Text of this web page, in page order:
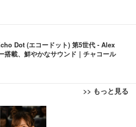
Dot (エコードット) 第5世代 - Alex
搭載、鮮やかなサウンド｜チャコール
>> もっと見る
オフィスチェア 椅子 テレワーク 疲れな
式アームレスト コンパクト 約105度ロッ
ス向けプレミアムモニター | FlexScan
| 31.5型4K UHD・USB Type-C・ホワ
ーシック ペットシーツ 薄型 レギュラー 1
無香料 ホワイト 300枚